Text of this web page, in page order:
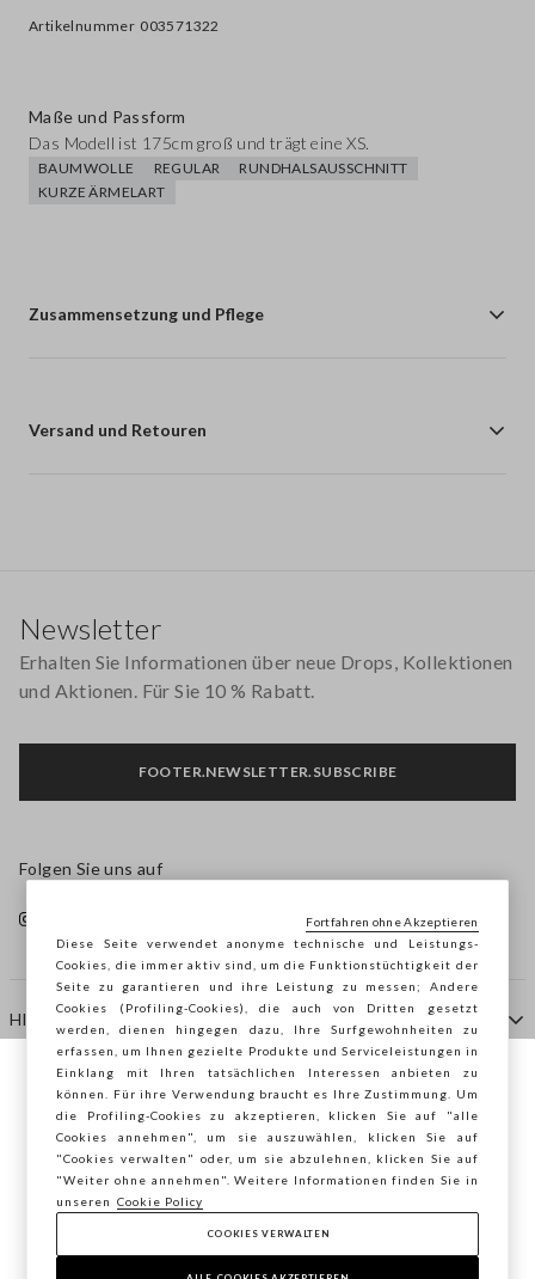
Artikelnummer 003571322
Maße und Passform
Das Modell ist 175cm groß und trägt eine XS.
BAUMWOLLE REGULAR
RUNDHALSAUSSCHNITT
KURZE ÄRMELART
Zusammensetzung und Pflege
Versand und Retouren
HILFE
AGENTUR
KONTAKTE
Newsletter
Erhalten Sie Informationen über neue Drops, Kollektionen
und Aktionen. Für Sie 10 % Rabatt.
FOOTER.NEWSLETTER.SUBSCRIBE
Folgen Sie uns auf
Copyright © Ovs S.p.A. MwSt.-Nr. 04240010274 - Kap.
Sie surfen auf der Seite von STEFANEL
Deutschland, möchten Sie Ihren Standort
speichern?
BESTÄTIGEN
Diese Seite verwendet anonyme technische und Leistungs-
Cookies, die immer aktiv sind, um die Funktionstüchtigkeit der
Seite zu garantieren und ihre Leistung zu messen; Andere
Cookies (Profiling-Cookies), die auch von Dritten gesetzt
werden, dienen hingegen dazu, Ihre Surfgewohnheiten zu
erfassen, um Ihnen gezielte Produkte und Serviceleistungen in
Einklang mit Ihren tatsächlichen Interessen anbieten zu
können. Für ihre Verwendung braucht es Ihre Zustimmung. Um
die Profiling-Cookies zu akzeptieren, klicken Sie auf "alle
Cookies annehmen", um sie auszuwählen, klicken Sie auf
"Cookies verwalten" oder, um sie abzulehnen, klicken Sie auf
"Weiter ohne annehmen". Weitere Informationen finden Sie in
unseren
Cookie Policy
COOKIES VERWALTEN
Fortfahren ohne Akzeptieren